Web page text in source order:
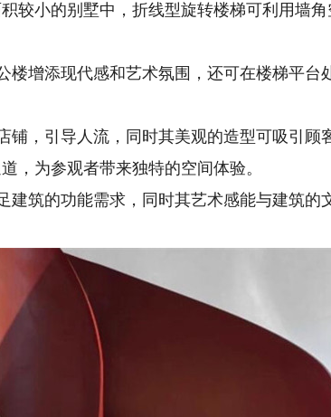
较小的别墅中，折线型旋转楼梯可利用墙
增添现代感和艺术氛围，还可在楼梯平台
，引导人流，同时其美观的造型可吸引顾
，为参观者带来独特的空间体验。
筑的功能需求，同时其艺术感能与建筑的